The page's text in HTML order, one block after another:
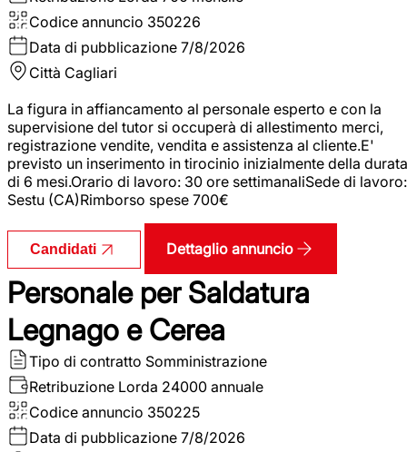
Codice annuncio 350226
Data di pubblicazione 7/8/2026
Città Cagliari
La figura in affiancamento al personale esperto e con la
supervisione del tutor si occuperà di allestimento merci,
registrazione vendite, vendita e assistenza al cliente.E'
previsto un inserimento in tirocinio inizialmente della durata
di 6 mesi.Orario di lavoro: 30 ore settimanaliSede di lavoro:
Sestu (CA)Rimborso spese 700€
Candidati Dettaglio annuncio
Personale per Saldatura
Legnago e Cerea
Tipo di contratto Somministrazione
Retribuzione Lorda 24000 annuale
Codice annuncio 350225
Data di pubblicazione 7/8/2026